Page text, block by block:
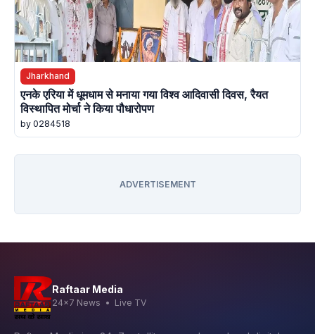
Jharkhand
एनके एरिया में धूमधाम से मनाया गया विश्व आदिवासी दिवस, रैयत
विस्थापित मोर्चा ने किया पौधारोपण
by 0284518
ADVERTISEMENT
Raftaar Media
24x7 News • Live TV